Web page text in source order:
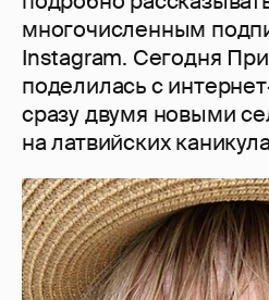
многочисленным
Instagram. Сегодня
поделилась с
сразу двумя новыми
на латвийских